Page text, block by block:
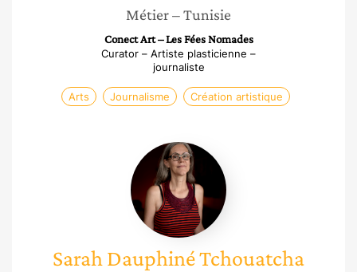
Métier– Tunisie
Conect Art – Les Fées Nomades
Curator – Artiste plasticienne –
journaliste
Arts Journalisme Création artistique
Sarah
Dauphiné
Tchouatcha
SarahDauphiné Tchouatcha